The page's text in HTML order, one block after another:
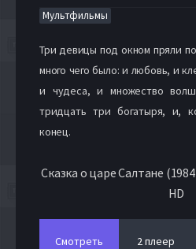
Мультфильмы
Три девицы под окном пряли
много чего было: и любовь, и
и чудеса, и множество
тридцать три богатыря, и,
конец.
Сказка о царе Салтане
HD
Смотреть 2 плеер